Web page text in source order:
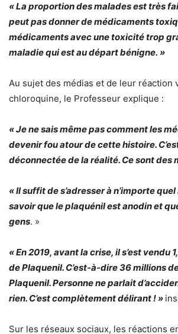
« La proportion des malades est très
peut pas donner de médicaments
médicaments avec une toxicité trop
maladie qui est au départ bénigne. »
Au sujet des médias et de leur réaction
chloroquine, le Professeur explique :
« Je ne sais même pas comment les
devenir fou atour de cette histoire.
déconnectée de la réalité. Ce sont des
« Il suffit de s’adresser à n’importe
savoir que le plaquénil est anodin et
gens. »
« En 2019, avant la crise, il s’est vendu
de Plaquenil. C’est-à-dire 36 millions
Plaquenil. Personne ne parlait
rien. C’est complètement délirant ! »
Sur les réseaux sociaux, les réactions